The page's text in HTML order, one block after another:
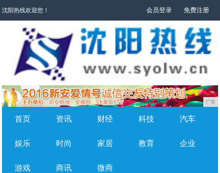
沈阳热线欢迎您！ 会员登录 免费注册
广告
首页 资讯 财经 科技 汽车
娱乐 时尚 家居 教育 企业
游戏 商讯 微商